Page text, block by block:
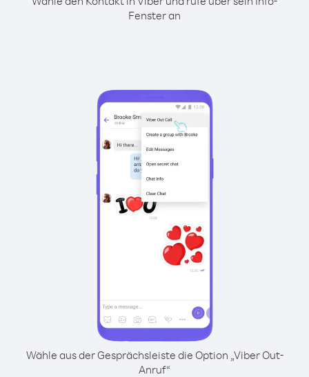
Fenster an
Wähle aus der Gesprächsleiste die Option „Viber Out-
Anruf“